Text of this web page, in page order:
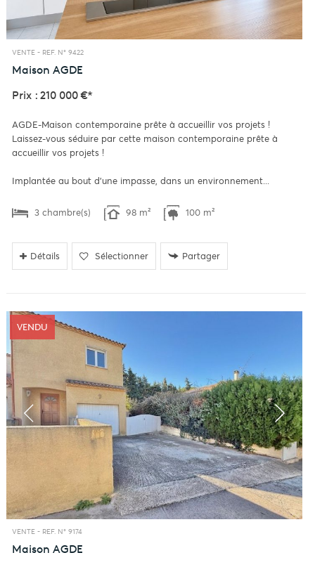
VENTE - REF. N° 9422
Maison AGDE
Prix : 210 000 €*
AGDE-Maison contemporaine prête à accueillir vos projets !
Laissez-vous séduire par cette maison contemporaine prête à
accueillir vos projets !
Implantée au bout d'une impasse, dans un environnement...
3 chambre(s) 98 m² 100 m²
Détails Sélectionner Partager
VENDU
VENTE - REF. N° 9174
Maison AGDE